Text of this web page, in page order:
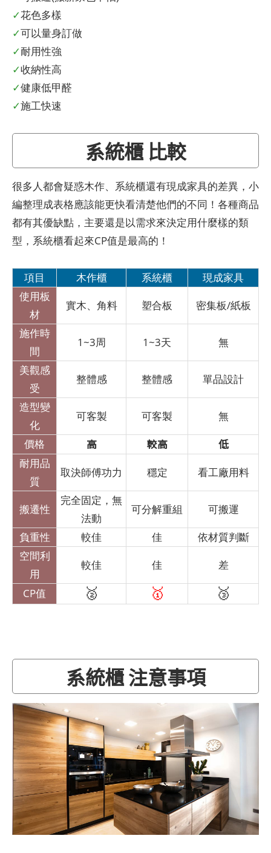
✓花色多樣
✓可以量身訂做
✓耐用性強
✓收納性高
✓健康低甲醛
✓施工快速
系統櫃 比較
很多人都會疑惑木作、系統櫃還有現成家具的差異，小
編整理成表格應該能更快看清楚他們的不同！各種商品
都有其優缺點，主要還是以需求來決定用什麼樣的類
型，系統櫃看起來CP值是最高的！
項目 木作櫃 系統櫃
現成家具
使用板
材
實木、角料 塑合板
密集板/紙板
施作時
間
1~3周 1~3天
無
美觀感
受
整體感 整體感
單品設計
造型變
化
可客製 可客製
無
價格
高 較高 低
耐用品
質
取決師傅功力 穩定 看工廠用料
搬遷性
完全固定，無
法動
可分解重組
可搬運
負重性
較佳 佳
依材質判斷
空間利
用
較佳 佳 差
CP值 🥈 🥇 🥉
系統櫃 注意事項